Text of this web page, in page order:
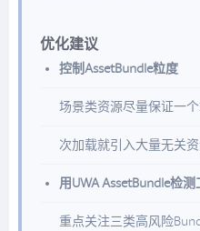
优化建议
控制AssetBundle粒度
场景类资源尽量保证一
次加载就引入大量无关资
用UWA AssetBundle检
重点关注三类高风险